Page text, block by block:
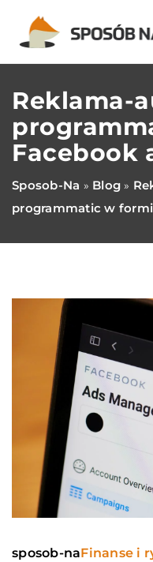
Reklama-
Facebook
Sposob-Na » Blog »
programmatic w
sposob-naFinanse i